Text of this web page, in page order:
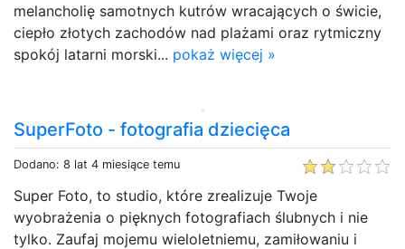
melancholię samotnych kutrów wracających o świcie,
ciepło złotych zachodów nad plażami oraz rytmiczny
spokój latarni morski... pokaż więcej »
SuperFoto - fotografia dziecięca
Dodano: 8 lat 4 miesiące temu
Super Foto, to studio, które zrealizuje Twoje
wyobrażenia o pięknych fotografiach ślubnych i nie
tylko. Zaufaj mojemu wieloletniemu, zamiłowaniu i